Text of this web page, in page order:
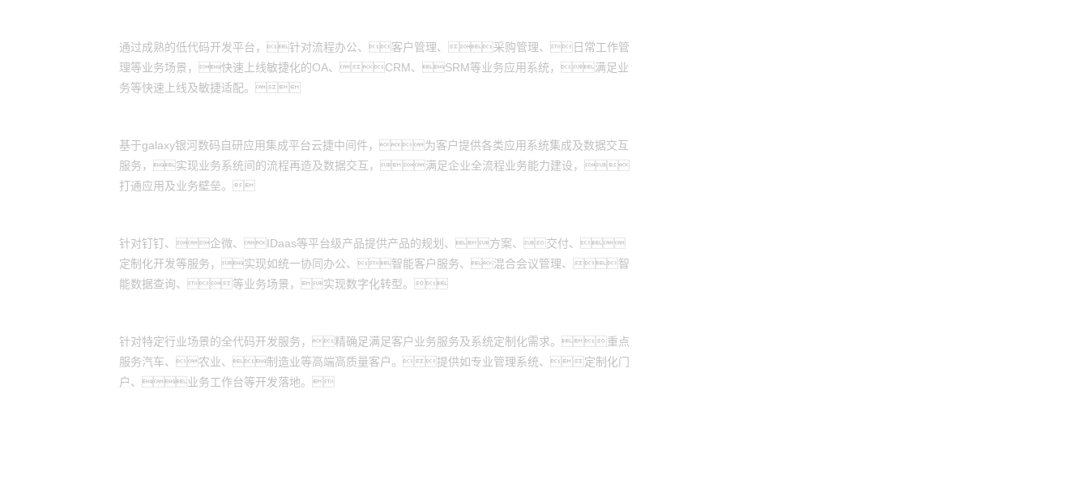
通过成熟的低代码开发平台，针对流程办公、客户管理、采购管理、日常工作管
理等业务场景，快速上线敏捷化的OA、CRM、SRM等业务应用系统，满足业
务等快速上线及敏捷适配。
基于galaxy银河数码自研应用集成平台云捷中间件，为客户提供各类应用系统集成及数据交互
服务，实现业务系统间的流程再造及数据交互，满足企业全流程业务能力建设，
打通应用及业务壁垒。
针对钉钉、企微、IDaas等平台级产品提供产品的规划、方案、交付、
定制化开发等服务，实现如统一协同办公、智能客户服务、混合会议管理、智
能数据查询、等业务场景，实现数字化转型。
针对特定行业场景的全代码开发服务，精确足满足客户业务服务及系统定制化需求。重点
服务汽车、农业、制造业等高端高质量客户。提供如专业管理系统、定制化门
户、业务工作台等开发落地。